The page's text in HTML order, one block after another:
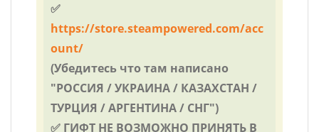
✅
https://store.steampowered.com/acc
ount/
(Убедитесь что там написано
"РОССИЯ / УКРАИНА / КАЗАХСТАН /
ТУРЦИЯ / АРГЕНТИНА / СНГ")
✅ ГИФТ НЕ ВОЗМОЖНО ПРИНЯТЬ В